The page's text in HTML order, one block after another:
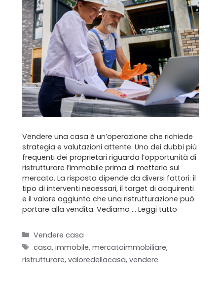
Vendere una casa è un’operazione che richiede
strategia e valutazioni attente. Uno dei dubbi più
frequenti dei proprietari riguarda l’opportunità di
ristrutturare l’immobile prima di metterlo sul
mercato. La risposta dipende da diversi fattori: il
tipo di interventi necessari, il target di acquirenti
e il valore aggiunto che una ristrutturazione può
portare alla vendita. Vediamo … Leggi tutto
Categorie
Vendere casa
Tag
casa,immobile,mercatoimmobiliare,
ristrutturare, valoredellacasa, vendere